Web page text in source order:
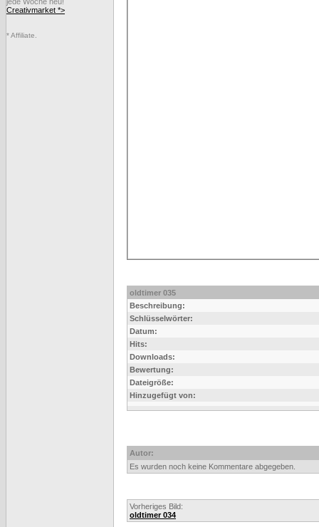
Creativmarket *>
* Affiliate.
oldtimer 035
Beschreibung:
Schlüsselwörter:
Datum:
Hits:
Downloads:
Bewertung:
Dateigröße:
Hinzugefügt von:
Autor:
Es wurden noch keine Kommentare abgegeben.
Vorheriges Bild:
oldtimer 034